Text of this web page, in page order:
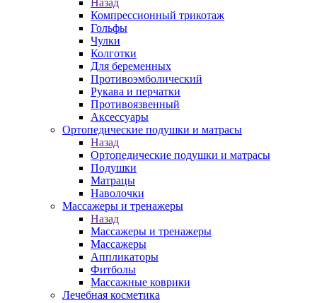
Назад
Компрессионный трикотаж
Гольфы
Чулки
Колготки
Для беременных
Противоэмболический
Рукава и перчатки
Противоязвенный
Аксессуары
Ортопедические подушки и матрасы
Назад
Ортопедические подушки и матрасы
Подушки
Матрацы
Наволочки
Массажеры и тренажеры
Назад
Массажеры и тренажеры
Массажеры
Аппликаторы
Фитболы
Массажные коврики
Лечебная косметика